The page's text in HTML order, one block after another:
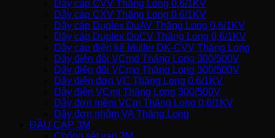
Dây cáp CVV Thăng Long 0,6/1KV
Dây cáp CXV Thăng Long 0,6/1KV
Dây cáp Duplex DuAV Thăng Long 0,6/1KV
Dây cáp Duplex DuCV Thăng Long 0,6/1KV
Dây cáp điện kế Muller DK-CVV Thăng Long
Dây điện đôi VCmd Thăng Long 300/500V
Dây điện đôi VCmo Thăng Long 300/500V
Dây điện đơn VC Thăng Long 0,6/1KV
Dây điện VCmt Thăng Long 300/500V
Dây đơn mềm VCm Thăng Long 0,6/1KV
Dây đơn nhôm VA Thăng Long
ĐẦU CÁP 3M
Chống sét van 3M